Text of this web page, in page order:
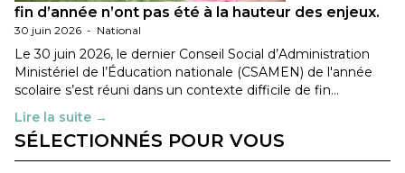
fin d’année n’ont pas été à la hauteur des enjeux.
30 juin 2026 - National
Le 30 juin 2026, le dernier Conseil Social d’Administration
Ministériel de l’Éducation nationale (CSAMEN) de l'année
scolaire s’est réuni dans un contexte difficile de fin…
Lire la suite →
SÉLECTIONNÉS POUR VOUS